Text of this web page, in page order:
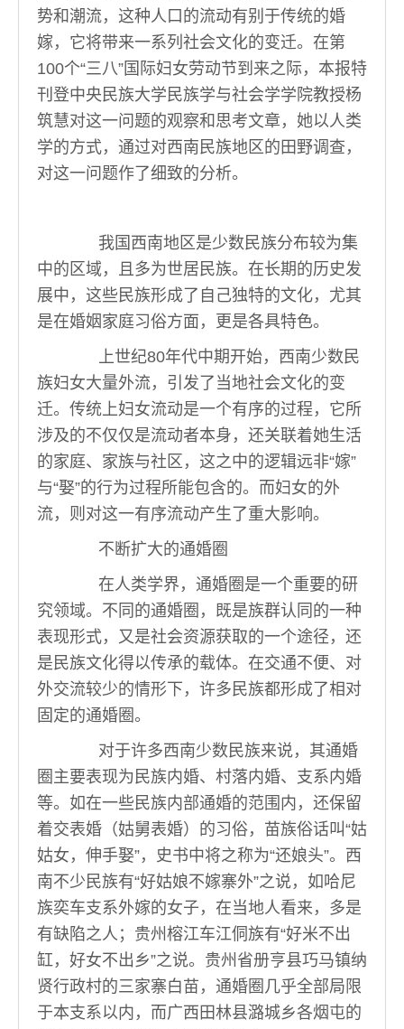
势和潮流，这种人口的流动有别于传统的婚
嫁，它将带来一系列社会文化的变迁。在第
100个“三八”国际妇女劳动节到来之际，本报特
刊登中央民族大学民族学与社会学学院教授杨
筑慧对这一问题的观察和思考文章，她以人类
学的方式，通过对西南民族地区的田野调查，
对这一问题作了细致的分析。
我国西南地区是少数民族分布较为集
中的区域，且多为世居民族。在长期的历史发
展中，这些民族形成了自己独特的文化，尤其
是在婚姻家庭习俗方面，更是各具特色。
上世纪80年代中期开始，西南少数民
族妇女大量外流，引发了当地社会文化的变
迁。传统上妇女流动是一个有序的过程，它所
涉及的不仅仅是流动者本身，还关联着她生活
的家庭、家族与社区，这之中的逻辑远非“嫁”
与“娶”的行为过程所能包含的。而妇女的外
流，则对这一有序流动产生了重大影响。
不断扩大的通婚圈
在人类学界，通婚圈是一个重要的研
究领域。不同的通婚圈，既是族群认同的一种
表现形式，又是社会资源获取的一个途径，还
是民族文化得以传承的载体。在交通不便、对
外交流较少的情形下，许多民族都形成了相对
固定的通婚圈。
对于许多西南少数民族来说，其通婚
圈主要表现为民族内婚、村落内婚、支系内婚
等。如在一些民族内部通婚的范围内，还保留
着交表婚（姑舅表婚）的习俗，苗族俗话叫“姑
姑女，伸手娶”，史书中将之称为“还娘头”。西
南不少民族有“好姑娘不嫁寨外”之说，如哈尼
族奕车支系外嫁的女子，在当地人看来，多是
有缺陷之人；贵州榕江车江侗族有“好米不出
缸，好女不出乡”之说。贵州省册亨县巧马镇纳
贤行政村的三家寨白苗，通婚圈几乎全部局限
于本支系以内，而广西田林县潞城乡各烟屯的